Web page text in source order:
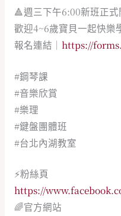
🔺週三下午6:00新班正式
歡迎4~6歲寶貝一起快樂
報名連結｜ https://
#鋼琴課
#音樂欣賞
#樂理
#鍵盤團體班
#台北內湖教室
⚡️粉絲頁
https://
🌈官方網站